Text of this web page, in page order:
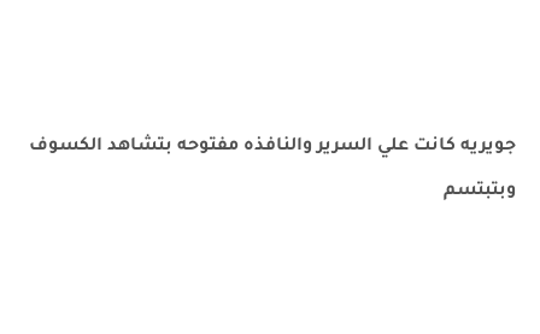
جويريه كانت علي السرير والنافذه مفتوحه بتشاهد الكسوف
وبتبتسم